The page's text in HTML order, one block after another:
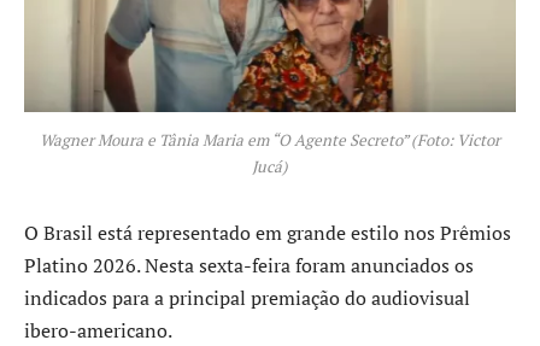
Wagner Moura e Tânia Maria em “O Agente Secreto” (Foto: Victor
Jucá)
O Brasil está representado em grande estilo nos Prêmios
Platino 2026. Nesta sexta-feira foram anunciados os
indicados para a principal premiação do audiovisual
ibero-americano.